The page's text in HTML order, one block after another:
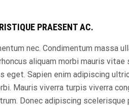
PRAESENT AC.
nec. Condimentum massa
aliquam morbi mauris vitae
Sapien enim adipiscing
Mauris viverra turpis viverra
Donec adipiscing